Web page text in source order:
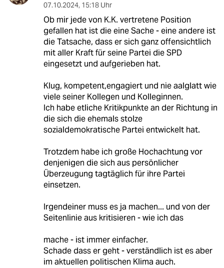
07.10.2024, 15:18 Uhr
Ob mir jede von K.K. vertretene Position
gefallen hat ist die eine Sache - eine andere ist
die Tatsache, dass er sich ganz offensichtlich
mit aller Kraft für seine Partei die SPD
eingesetzt und aufgerieben hat.
Klug, kompetent,engagiert und nie aalglatt wie
viele seiner Kollegen und Kolleginnen.
Ich habe etliche Kritikpunkte an der Richtung in
die sich die ehemals stolze
sozialdemokratische Partei entwickelt hat.
Trotzdem habe ich große Hochachtung vor
denjenigen die sich aus persönlicher
Überzeugung tagtäglich für ihre Partei
einsetzen.
Irgendeiner muss es ja machen... und von der
Seitenlinie aus kritisieren - wie ich das
mache - ist immer einfacher.
Schade dass er geht - verständlich ist es aber
im aktuellen politischen Klima auch.